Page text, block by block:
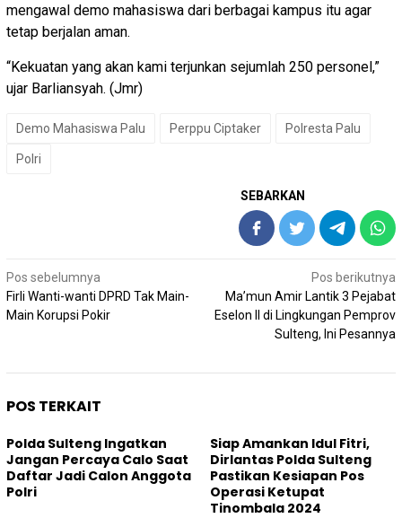
mengawal demo mahasiswa dari berbagai kampus itu agar
tetap berjalan aman.
“Kekuatan yang akan kami terjunkan sejumlah 250 personel,”
ujar Barliansyah. (Jmr)
Demo Mahasiswa Palu Perppu Ciptaker Polresta Palu
Polri
SEBARKAN
Navigasi
pos
Pos sebelumnya
Firli Wanti-wanti DPRD Tak Main-
Main Korupsi Pokir
Pos berikutnya
Ma’mun Amir Lantik 3 Pejabat
Eselon II di Lingkungan Pemprov
Sulteng, Ini Pesannya
POS TERKAIT
Polda Sulteng Ingatkan
Jangan Percaya Calo Saat
Daftar Jadi Calon Anggota
Polri
Siap Amankan Idul Fitri,
Dirlantas Polda Sulteng
Pastikan Kesiapan Pos
Operasi Ketupat
Tinombala 2024